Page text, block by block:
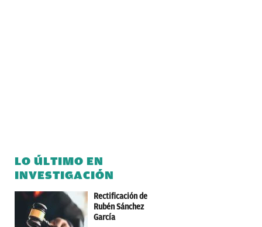
LO ÚLTIMO EN
INVESTIGACIÓN
Rectificación de
Rubén Sánchez
García